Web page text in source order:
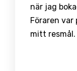
när jag
Föraren
mitt resmål.